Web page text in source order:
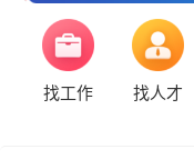
找工作 找人才